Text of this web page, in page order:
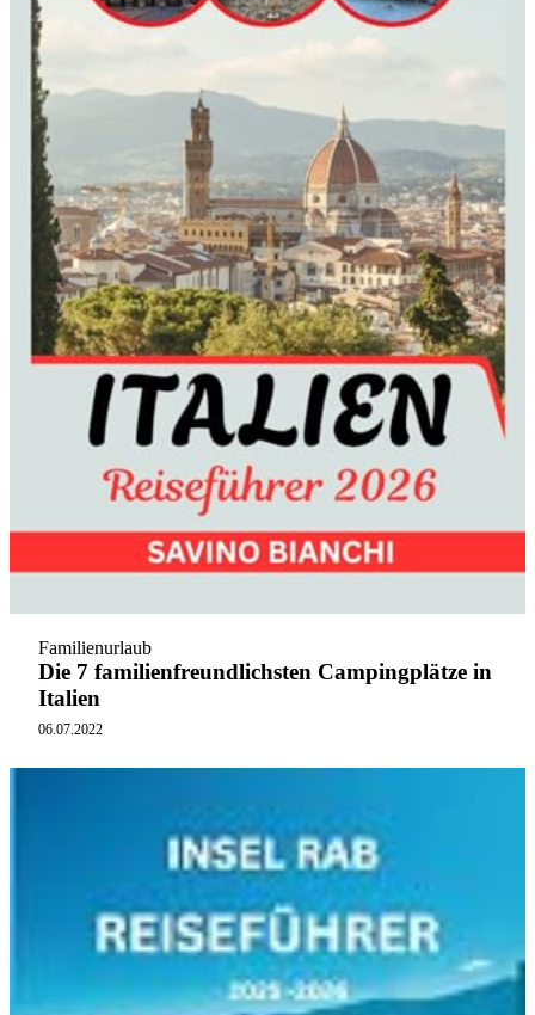
Familienurlaub
Die 7 familienfreundlichsten Campingplätze in
Italien
06.07.2022